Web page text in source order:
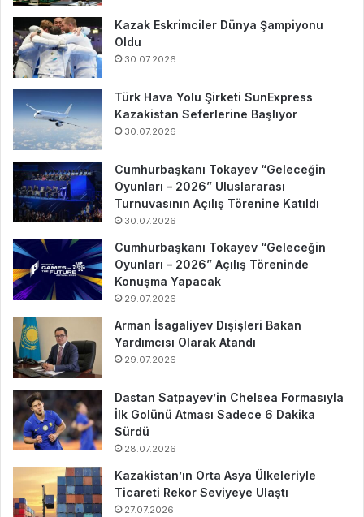
Kazak Eskrimciler Dünya Şampiyonu
Oldu
30.07.2026
Türk Hava Yolu Şirketi SunExpress
Kazakistan Seferlerine Başlıyor
30.07.2026
Cumhurbaşkanı Tokayev “Geleceğin
Oyunları – 2026” Uluslararası
Turnuvasının Açılış Törenine Katıldı
30.07.2026
Cumhurbaşkanı Tokayev “Geleceğin
Oyunları – 2026” Açılış Töreninde
Konuşma Yapacak
29.07.2026
Arman İsagaliyev Dışişleri Bakan
Yardımcısı Olarak Atandı
29.07.2026
Dastan Satpayev’in Chelsea Formasıyla
İlk Golünü Atması Sadece 6 Dakika
Sürdü
28.07.2026
Kazakistan’ın Orta Asya Ülkeleriyle
Ticareti Rekor Seviyeye Ulaştı
27.07.2026